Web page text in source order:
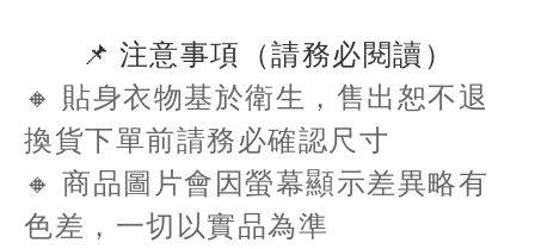
📌 注意事項（請務必閱讀）
🔸 貼身衣物基於衛生，售出恕不退
換貨下單前請務必確認尺寸
🔸 商品圖片會因螢幕顯示差異略有
色差，一切以實品為準